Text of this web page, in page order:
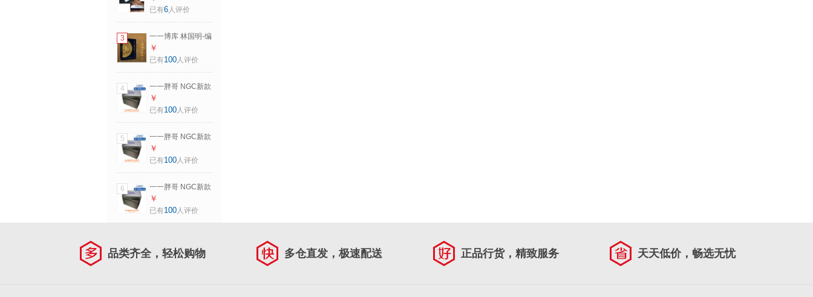
票收藏盒/收纳盒 标
已有6人评价
3
一一博库 林国明-编
著 中国近代机制金
银币目录（PCGS
￥
已有100人评价
4
一一胖哥 NGC新款
原装超大尺寸评级
币收藏盒/储币盒/收
￥
已有100人评价
5
一一胖哥 NGC新款
原装超大尺寸评级
币收藏盒/储币盒/收
￥
已有100人评价
6
一一胖哥 NGC新款
原装超大尺寸评级
币收藏盒/储币盒/收
￥
已有100人评价
品类齐全，轻松购物 多仓直发，极速配送 正品行货，精致服务 天天低价，畅选无忧